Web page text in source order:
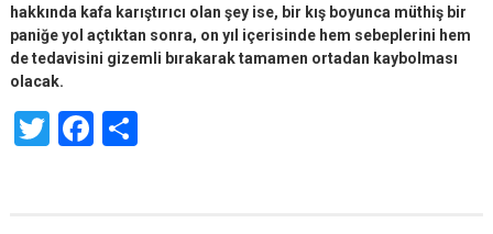
hakkında kafa karıştırıcı olan şey ise, bir kış boyunca müthiş bir
paniğe yol açtıktan sonra, on yıl içerisinde hem sebeplerini hem
de tedavisini gizemli bırakarak tamamen ortadan kaybolması
olacak.
TwitterFacebook
Share